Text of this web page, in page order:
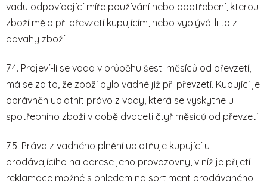
vadu odpovídající míře používání nebo opotřebení, kterou
zboží mělo při převzetí kupujícím, nebo vyplývá-li to z
povahy zboží.
7.4. Projeví-li se vada v průběhu šesti měsíců od převzetí,
má se za to, že zboží bylo vadné již při převzetí. Kupující je
oprávněn uplatnit právo z vady, která se vyskytne u
spotřebního zboží v době dvaceti čtyř měsíců od převzetí.
7.5. Práva z vadného plnění uplatňuje kupující u
prodávajícího na adrese jeho provozovny, v níž je přijetí
reklamace možné s ohledem na sortiment prodávaného